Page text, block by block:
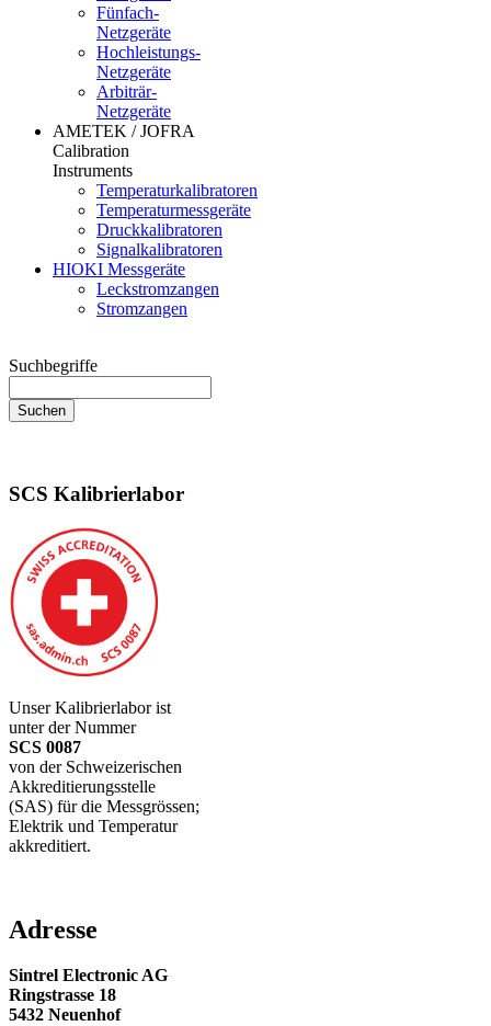
Fünfach-
Netzgeräte
Hochleistungs-
Netzgeräte
Arbiträr-
Netzgeräte
AMETEK / JOFRA
Calibration
Instruments
Temperaturkalibratoren
Temperaturmessgeräte
Druckkalibratoren
Signalkalibratoren
HIOKI Messgeräte
Leckstromzangen
Stromzangen
Suchbegriffe
SCS Kalibrierlabor
Unser Kalibrierlabor ist
unter der Nummer
SCS 0087
von der Schweizerischen
Akkreditierungsstelle
(SAS) für die Messgrössen;
Elektrik und Temperatur
akkreditiert.
Adresse
Sintrel Electronic AG
Ringstrasse 18
5432 Neuenhof